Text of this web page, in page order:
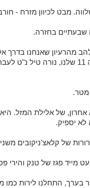
מבט לכיוון מזרח -
שבעתיים בחזרה.
שאנחנו בדרך
קומות שעמד זקוף בשעה 11 שלנו,
מטר.
אחרון, של אלילת המזל.
לא יספיק.
של קלאצ'ניקובים משני
מייד פגז של טנק והירי
השני, 150 מטר בערך, התחלנו